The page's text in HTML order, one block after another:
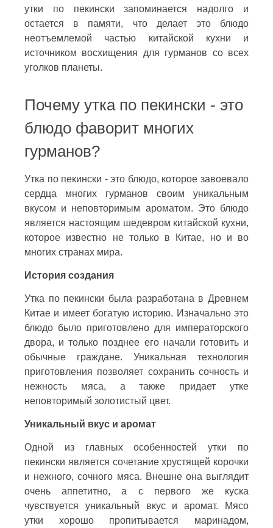
утки по пекински запоминается надолго и
остается в памяти, что делает это блюдо
неотъемлемой частью китайской кухни и
источником восхищения для гурманов со всех
уголков планеты.
Почему утка по пекински - это
блюдо фаворит многих
гурманов?
Утка по пекински - это блюдо, которое завоевало
сердца многих гурманов своим уникальным
вкусом и неповторимым ароматом. Это блюдо
является настоящим шедевром китайской кухни,
которое известно не только в Китае, но и во
многих странах мира.
История создания
Утка по пекински была разработана в Древнем
Китае и имеет богатую историю. Изначально это
блюдо было приготовлено для императорского
двора, и только позднее его начали готовить и
обычные граждане. Уникальная технология
приготовления позволяет сохранить сочность и
нежность мяса, а также придает утке
неповторимый золотистый цвет.
Уникальный вкус и аромат
Одной из главных особенностей утки по
пекински является сочетание хрустящей корочки
и нежного, сочного мяса. Внешне она выглядит
очень аппетитно, а с первого же куска
чувствуется уникальный вкус и аромат. Мясо
утки хорошо пропитывается маринадом,